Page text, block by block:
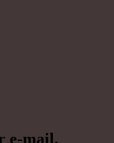
à ce blog et
par e-mail.